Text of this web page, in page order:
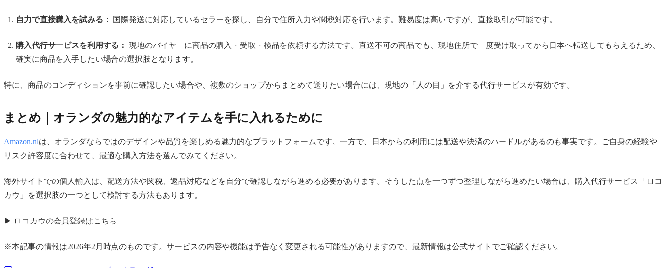
自力で直接購入を試みる： 国際発送に対応しているセラーを探し、自分で住所入力や関税対応を行います。難易度は高いですが、直接取引が可能です。
購入代行サービスを利用する： 現地のバイヤーに商品の購入・受取・検品を依頼する方法です。直送不可の商品でも、現地住所で一度受け取ってから日本へ転送してもらえるため、
確実に商品を入手したい場合の選択肢となります。
特に、商品のコンディションを事前に確認したい場合や、複数のショップからまとめて送りたい場合には、現地の「人の目」を介する代行サービスが有効です。
まとめ｜オランダの魅力的なアイテムを手に入れるために
Amazon.nlは、オランダならではのデザインや品質を楽しめる魅力的なプラットフォームです。一方で、日本からの利用には配送や決済のハードルがあるのも事実です。ご自身の経験や
リスク許容度に合わせて、最適な購入方法を選んでみてください。
海外サイトでの個人輸入は、配送方法や関税、返品対応などを自分で確認しながら進める必要があります。そうした点を一つずつ整理しながら進めたい場合は、購入代行サービス「ロコ
カウ」を選択肢の一つとして検討する方法もあります。
▶ ロコカウの会員登録はこちら
※本記事の情報は2026年2月時点のものです。サービスの内容や機能は予告なく変更される可能性がありますので、最新情報は公式サイトでご確認ください。